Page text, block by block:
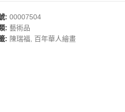
: 00007504
: 藝術品
: 陳瑞福, 百年華人繪畫